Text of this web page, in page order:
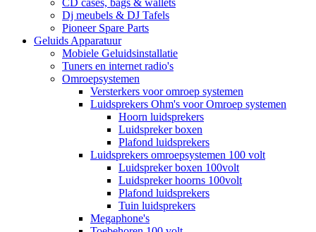
CD cases, bags & wallets
Dj meubels & DJ Tafels
Pioneer Spare Parts
Geluids Apparatuur
Mobiele Geluidsinstallatie
Tuners en internet radio's
Omroepsystemen
Versterkers voor omroep systemen
Luidsprekers Ohm's voor Omroep systemen
Hoorn luidsprekers
Luidspreker boxen
Plafond luidsprekers
Luidsprekers omroepsystemen 100 volt
Luidspreker boxen 100volt
Luidspreker hoorns 100volt
Plafond luidsprekers
Tuin luidsprekers
Megaphone's